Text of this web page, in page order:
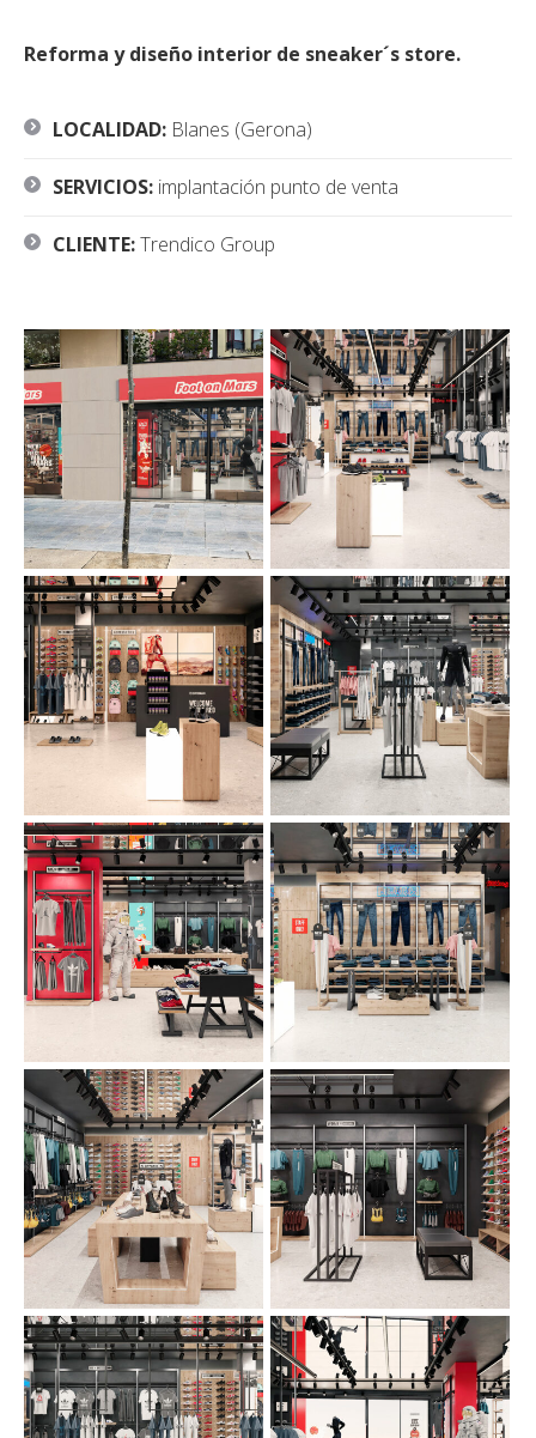
Reforma y diseño interior de sneaker´s store.
LOCALIDAD: Blanes (Gerona)
SERVICIOS: implantación punto de venta
CLIENTE:Trendico Group